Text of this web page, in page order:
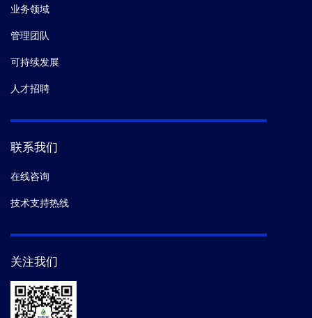
业务领域
管理团队
可持续发展
人才招聘
联系我们
在线咨询
技术支持热线
关注我们